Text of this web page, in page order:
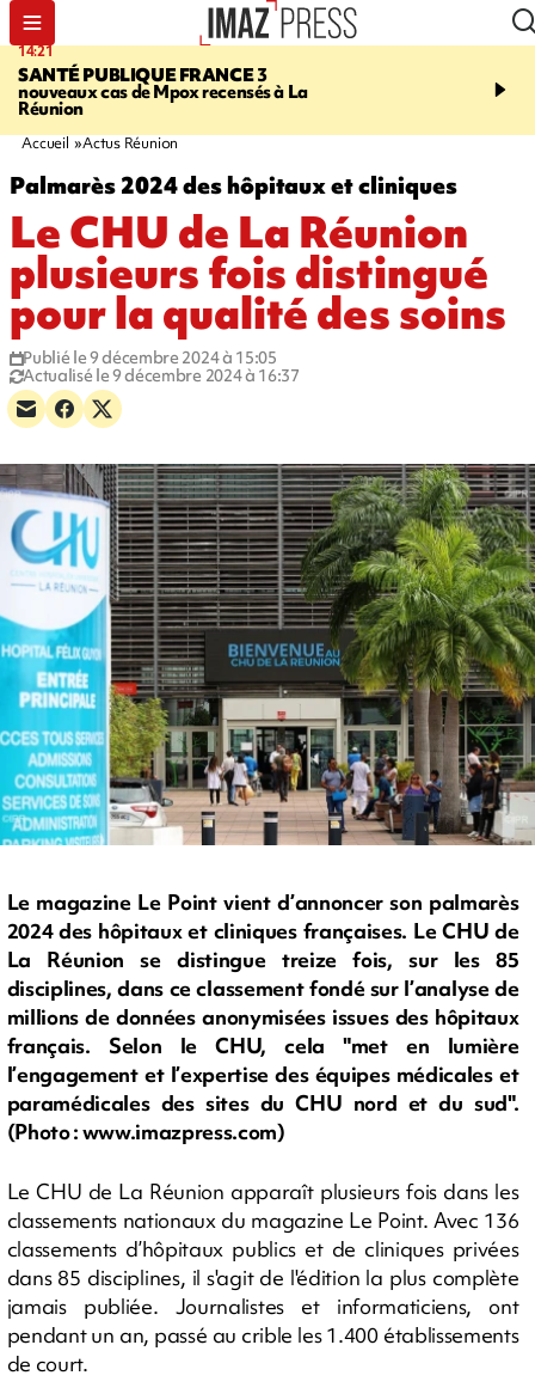
14:21
SANTÉ PUBLIQUE FRANCE3
nouveaux cas de Mpox recensés à La
Réunion
15:45
dix établissements ont
Accueil Actus Réunion
Palmarès 2024 des hôpitaux et cliniques
Le CHU de La Réunion
plusieurs fois distingué
pour la qualité des soins
Publié le 9 décembre 2024 à 15:05
Actualisé le 9 décembre 2024 à 16:37
Le magazine Le Point vient d’annoncer son palmarès
2024 des hôpitaux et cliniques françaises. Le CHU de
La Réunion se distingue treize fois, sur les 85
disciplines, dans ce classement fondé sur l’analyse de
millions de données anonymisées issues des hôpitaux
français. Selon le CHU, cela "met en lumière
l’engagement et l’expertise des équipes médicales et
paramédicales des sites du CHU nord et du sud".
(Photo : www.imazpress.com)
Le CHU de La Réunion apparaît plusieurs fois dans les
classements nationaux du magazine Le Point. Avec 136
classements d’hôpitaux publics et de cliniques privées
dans 85 disciplines, il s'agit de l'édition la plus complète
jamais publiée. Journalistes et informaticiens, ont
pendant un an, passé au crible les 1.400 établissements
de court.